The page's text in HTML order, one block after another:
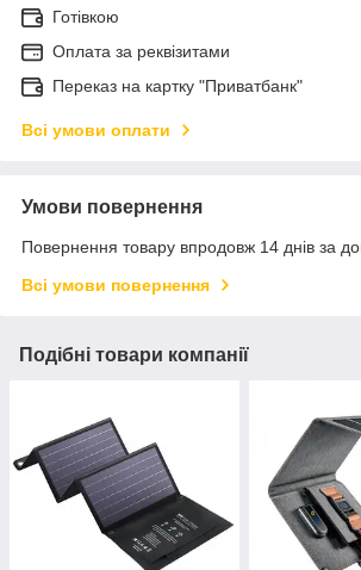
Готівкою
Оплата за реквізитами
Переказ на картку "Приватбанк"
Всі умови оплати
Умови повернення
Повернення товару впродовж 14 днів за
Всі умови повернення
Подібні товари компанії